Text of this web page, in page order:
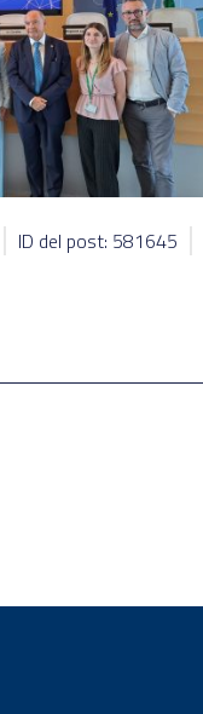
ID del post: 581645